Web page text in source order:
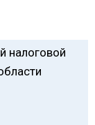
налоговой